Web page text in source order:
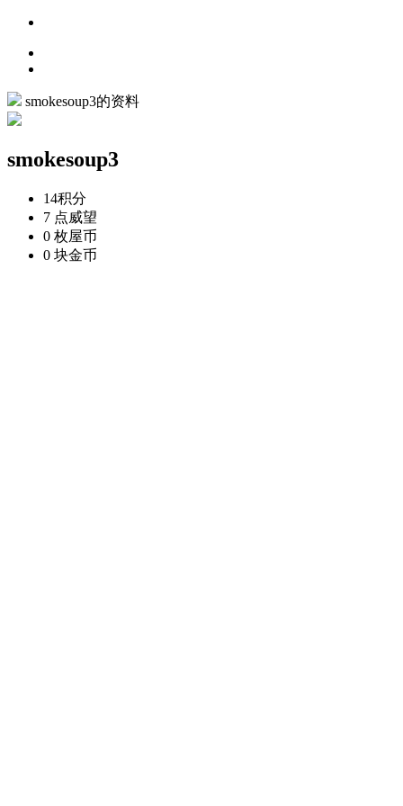
smokesoup3的资料
smokesoup3
14积分
7 点威望
0 枚屋币
0 块金币